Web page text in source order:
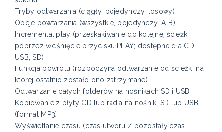
Tryby odtwarzania (ciągły, pojedynczy, losowy)
Opcje powtarzania (wszystkie, pojedynczy, A-B)
Incremental play (przeskakiwanie do kolejnej ścieżki
poprzez wciśnięcie przycisku PLAY; dostępne dla CD,
USB, SD)
Funkcja powrotu (rozpoczyna odtwarzanie od ścieżki na
której ostatnio zostało ono zatrzymane)
Odtwarzanie całych folderów na nośnikach SD i USB
Kopiowanie z płyty CD lub radia na nośniki SD lub USB
(format MP3)
Wyświetlanie czasu (czas utworu / pozostały czas